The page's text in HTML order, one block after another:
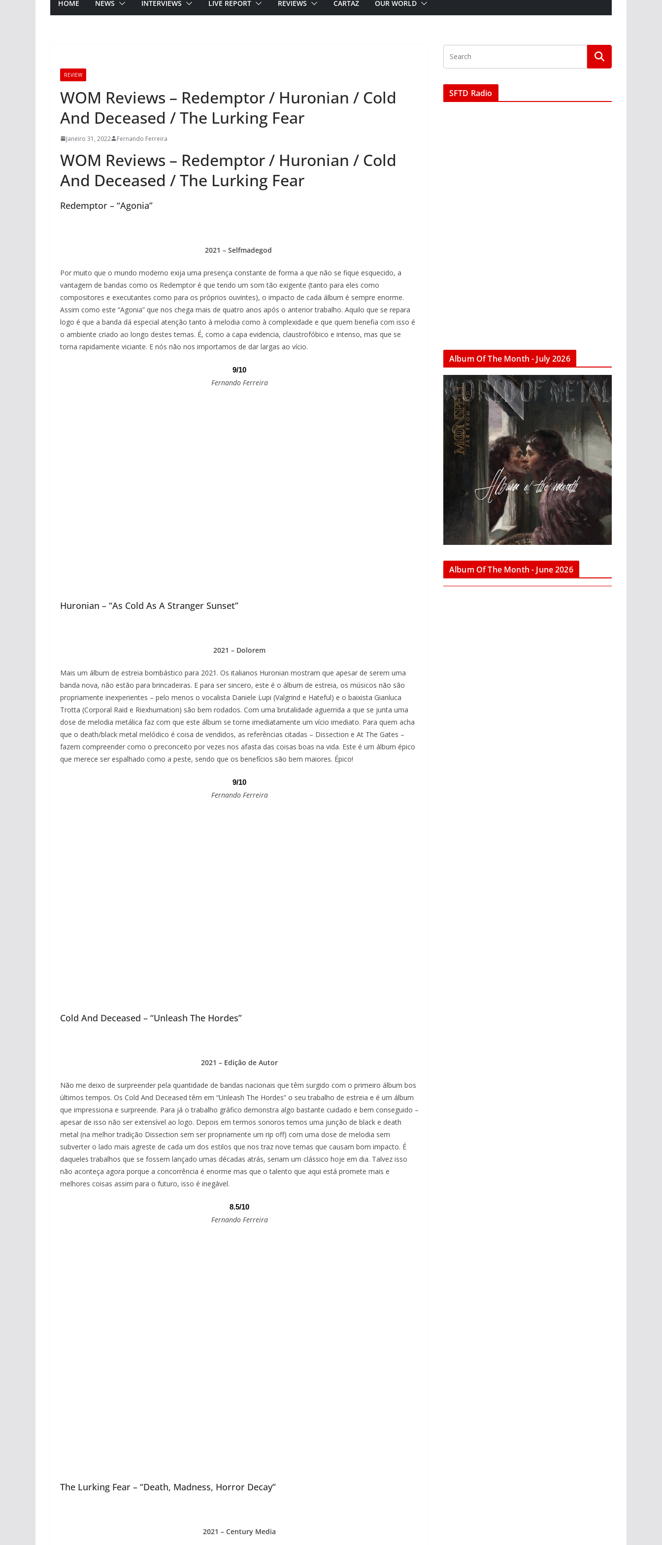
HOME NEWS INTERVIEWS LIVE REPORT REVIEWS CARTAZ OUR WORLD
REVIEW
WOM Reviews – Redemptor / Huronian / Cold
And Deceased / The Lurking Fear
Janeiro 31, 2022 Fernando Ferreira
WOM Reviews – Redemptor / Huronian / Cold
And Deceased / The Lurking Fear
Redemptor – “Agonia”
2021 – Selfmadegod
Por muito que o mundo moderno exija uma presença constante de forma a que não se fique esquecido, a
vantagem de bandas como os Redemptor é que tendo um som tão exigente (tanto para eles como
compositores e executantes como para os próprios ouvintes), o impacto de cada álbum é sempre enorme.
Assim como este “Agonia” que nos chega mais de quatro anos após o anterior trabalho. Aquilo que se repara
logo é que a banda dá especial atenção tanto à melodia como à complexidade e que quem benefia com isso é
o ambiente criado ao longo destes temas. É, como a capa evidencia, claustrofóbico e intenso, mas que se
torna rapidamente viciante. E nós não nos importamos de dar largas ao vício.
9/10
Fernando Ferreira
Huronian – “As Cold As A Stranger Sunset”
2021 – Dolorem
Mais um álbum de estreia bombástico para 2021. Os italianos Huronian mostram que apesar de serem uma
banda nova, não estão para brincadeiras. E para ser sincero, este é o álbum de estreia, os músicos não são
propriamente inexperientes – pelo menos o vocalista Daniele Lupi (Valgrind e Hateful) e o baixista Gianluca
Trotta (Corporal Raid e Riexhumation) são bem rodados. Com uma brutalidade aguerrida a que se junta uma
dose de melodia metálica faz com que este álbum se torne imediatamente um vício imediato. Para quem acha
que o death/black metal melódico é coisa de vendidos, as referências citadas – Dissection e At The Gates –
fazem compreender como o preconceito por vezes nos afasta das coisas boas na vida. Este é um álbum épico
que merece ser espalhado como a peste, sendo que os benefícios são bem maiores. Épico!
9/10
Fernando Ferreira
Cold And Deceased – “Unleash The Hordes”
2021 – Edição de Autor
Não me deixo de surpreender pela quantidade de bandas nacionais que têm surgido com o primeiro álbum bos
últimos tempos. Os Cold And Deceased têm em “Unleash The Hordes” o seu trabalho de estreia e é um álbum
que impressiona e surpreende. Para já o trabalho gráfico demonstra algo bastante cuidado e bem conseguido –
apesar de isso não ser extensível ao logo. Depois em termos sonoros temos uma junção de black e death
metal (na melhor tradição Dissection sem ser propriamente um rip off) com uma dose de melodia sem
subverter o lado mais agreste de cada um dos estilos que nos traz nove temas que causam bom impacto. É
daqueles trabalhos que se fossem lançado umas décadas atrás, seriam um clássico hoje em dia. Talvez isso
não aconteça agora porque a concorrência é enorme mas que o talento que aqui está promete mais e
melhores coisas assim para o futuro, isso é inegável.
8.5/10
Fernando Ferreira
The Lurking Fear – “Death, Madness, Horror Decay”
2021 – Century Media
SFTD Radio
Album Of The Month - July 2026
Album Of The Month - June 2026